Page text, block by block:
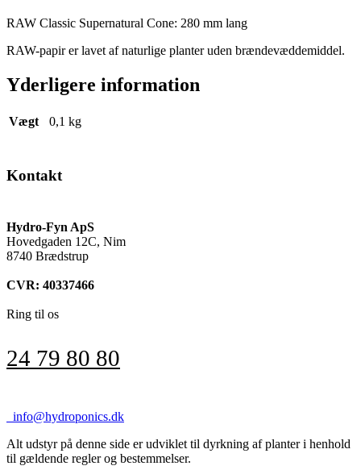
RAW Classic Supernatural Cone: 280 mm lang
RAW-papir er lavet af naturlige planter uden brændevæddemiddel.
Yderligere information
Vægt 0,1 kg
Kontakt
Hydro-Fyn ApS
Hovedgaden 12C, Nim
8740 Brædstrup
CVR: 40337466
Ring til os
24 79 80 80
info@hydroponics.dk
Alt udstyr på denne side er udviklet til dyrkning af planter i henhold
til gældende regler og bestemmelser.